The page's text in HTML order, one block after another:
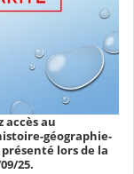
accès au
géographie-
lors de la
25.